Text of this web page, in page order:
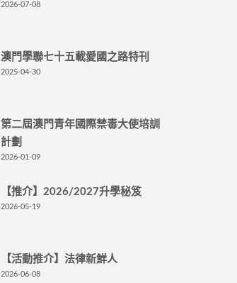
2026-07-08
澳門學聯七十五載愛國之路特刊
2025-04-30
第二屆澳門青年國際禁毒大使培訓
計劃
2026-01-09
【推介】2026/2027升學秘笈
2026-05-19
【活動推介】法律新鮮人
2026-06-08